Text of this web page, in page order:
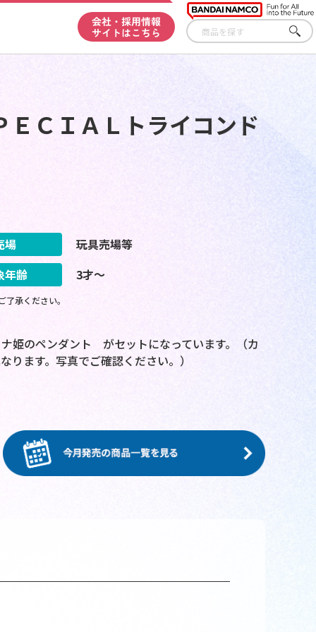
会社・採用情報
サイトはこちら
さが
す
ＣＩＡＬトライコンド
場
玩具売場等
年齢
3才～
承ください。
姫のペンダント がセットになっています。（カ
ます。写真でご確認ください。）